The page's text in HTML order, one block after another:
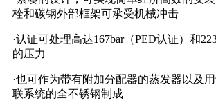
栓和碳钢外部框架可承受机械冲击
·认证可处理高达167bar（PED认证）和
的压力
·也可作为带有附加分配器的蒸发器以及
联系统的全不锈钢制成